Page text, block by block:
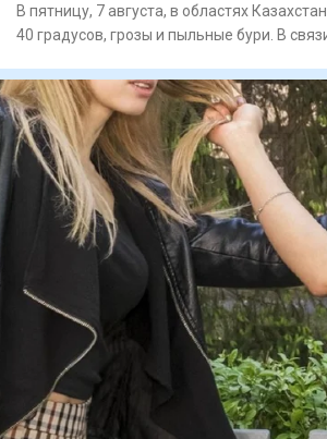
В пятницу, 7 августа, в областях
40 градусов, грозы и пыльные бури. В